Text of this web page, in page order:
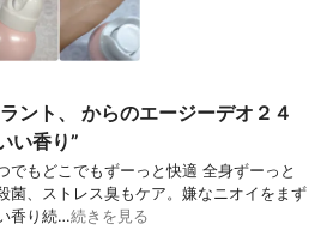
ント、 からのエージーデオ２４
い香り”
でもどこでもずーっと快適 全身ずーっと
菌、ストレス臭もケア。嫌なニオイをまず
香り続…続きを見る